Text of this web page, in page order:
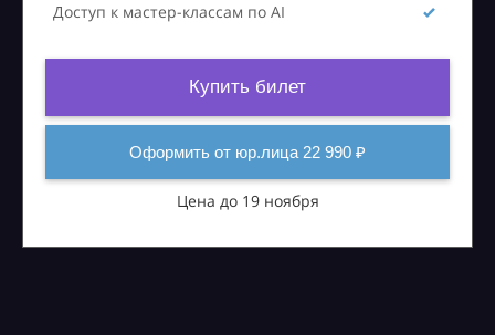
Доступ к мастер-классам по AI
Купить билет
Оформить от юр.лица 22 990 ₽
Цена до 19 ноября